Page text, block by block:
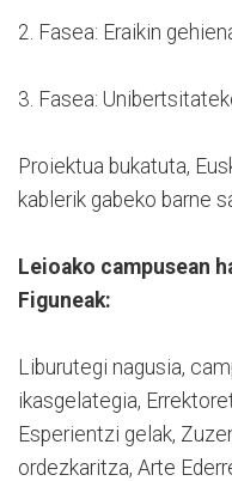
2. Fasea: Eraikin
3. Fasea:
Proiektua bukatuta,
kablerik gabeko barne
Leioako campusean
Figuneak:
Liburutegi nagusia,
ikasgelategia,
Esperientzi gelak,
ordezkaritza, Arte